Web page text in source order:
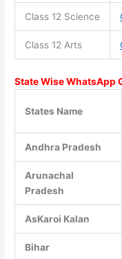
Class 12 Science
Class 12 Arts
State Wise WhatsApp
States Name
Andhra Pradesh
Arunachal
Pradesh
AsKaroi Kalan
Bihar